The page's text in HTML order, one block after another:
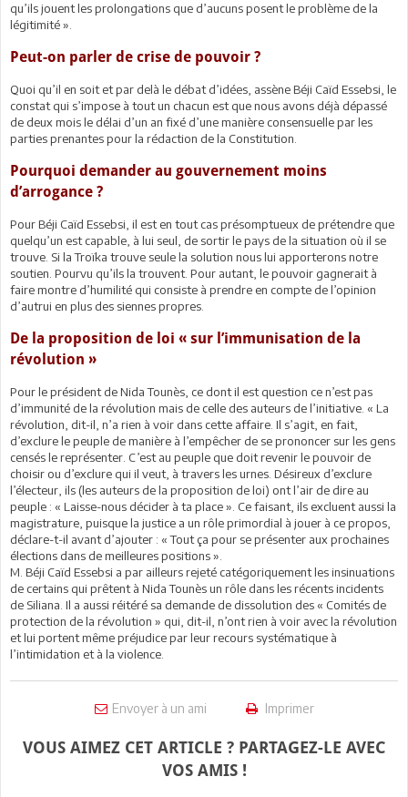
qu’ils jouent les prolongations que d’aucuns posent le problème de la
légitimité ».
Peut-on parler de crise de pouvoir ?
Quoi qu’il en soit et par delà le débat d’idées, assène Béji Caïd Essebsi, le
constat qui s’impose à tout un chacun est que nous avons déjà dépassé
de deux mois le délai d’un an fixé d’une manière consensuelle par les
parties prenantes pour la rédaction de la Constitution.
Pourquoi demander au gouvernement moins
d’arrogance ?
Pour Béji Caïd Essebsi, il est en tout cas présomptueux de prétendre que
quelqu’un est capable, à lui seul, de sortir le pays de la situation où il se
trouve. Si la Troïka trouve seule la solution nous lui apporterons notre
soutien. Pourvu qu’ils la trouvent. Pour autant, le pouvoir gagnerait à
faire montre d’humilité qui consiste à prendre en compte de l’opinion
d’autrui en plus des siennes propres.
De la proposition de loi « sur l’immunisation de la
révolution »
Pour le président de Nida Tounès, ce dont il est question ce n’est pas
d’immunité de la révolution mais de celle des auteurs de l’initiative. « La
révolution, dit-il, n’a rien à voir dans cette affaire. Il s’agit, en fait,
d’exclure le peuple de manière à l’empêcher de se prononcer sur les gens
censés le représenter. C’est au peuple que doit revenir le pouvoir de
choisir ou d’exclure qui il veut, à travers les urnes. Désireux d’exclure
l’électeur, ils (les auteurs de la proposition de loi) ont l’air de dire au
peuple : « Laisse-nous décider à ta place ». Ce faisant, ils excluent aussi la
magistrature, puisque la justice a un rôle primordial à jouer à ce propos,
déclare-t-il avant d’ajouter : « Tout ça pour se présenter aux prochaines
élections dans de meilleures positions ».
M. Béji Caïd Essebsi a par ailleurs rejeté catégoriquement les insinuations
de certains qui prêtent à Nida Tounès un rôle dans les récents incidents
de Siliana. Il a aussi réitéré sa demande de dissolution des « Comités de
protection de la révolution » qui, dit-il, n’ont rien à voir avec la révolution
et lui portent même préjudice par leur recours systématique à
l’intimidation et à la violence.
Envoyer à un ami Imprimer
VOUS AIMEZ CET ARTICLE ? PARTAGEZ-LE AVEC
VOS AMIS !